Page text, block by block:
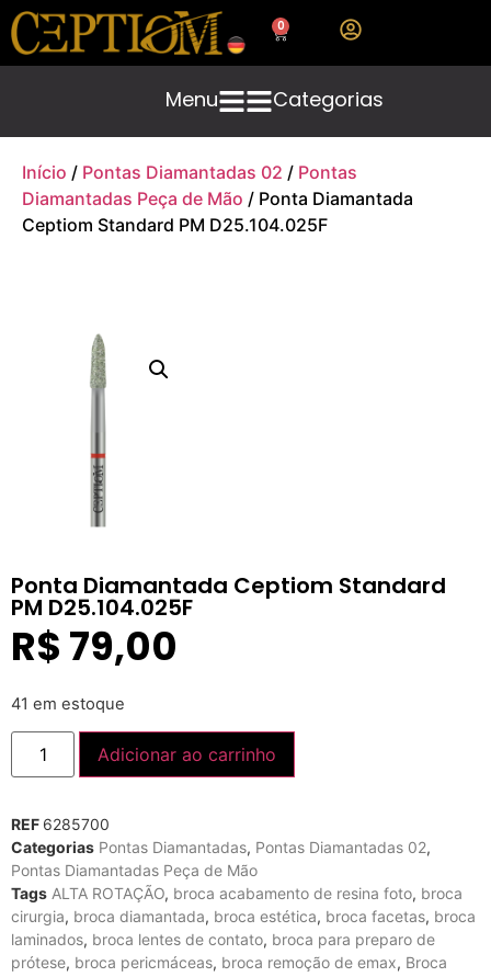
0
Menu Categorias
Início / Pontas Diamantadas 02 / Pontas
Diamantadas Peça de Mão / Ponta Diamantada
Ceptiom Standard PM D25.104.025F
Ponta Diamantada Ceptiom Standard
PM D25.104.025F
R$ 79,00
41 em estoque
Adicionar ao carrinho
REF 6285700
Categorias Pontas Diamantadas, Pontas Diamantadas 02,
Pontas Diamantadas Peça de Mão
Tags ALTA ROTAÇÃO, broca acabamento de resina foto, broca
cirurgia, broca diamantada, broca estética, broca facetas, broca
laminados, broca lentes de contato, broca para preparo de
prótese, broca pericmáceas, broca remoção de emax, Broca